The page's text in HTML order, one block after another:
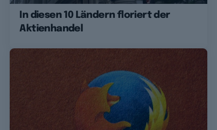
In diesen 10 Ländern floriert der
Aktienhandel